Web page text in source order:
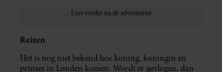
Reizen
Het is nog niet bekend hoe koning, koningin en
prinses in Londen komen. Wordt er gevlogen, dan